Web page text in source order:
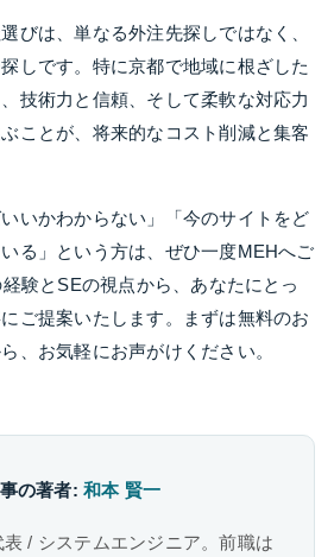
びは、単なる外注先探しではなく、
しです。特に京都で地域に根ざした
技術力と信頼、そして柔軟な対応力
ことが、将来的なコスト削減と集客
いかわからない」「今のサイトをど
る」という方は、ぜひ一度MEHへご
験とSEの視点から、あなたにとっ
ご提案いたします。まずは無料のお
、お気軽にお声がけください。
の著者:和本 賢一
表 / システムエンジニア。前職は